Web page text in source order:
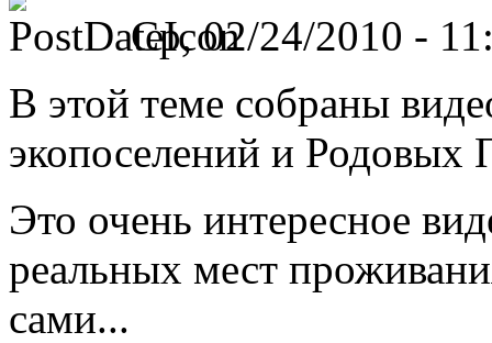
Ср, 02/24/2010 -
В этой теме собраны
экопоселений и Родовых
Это очень интересное
реальных мест
сами...